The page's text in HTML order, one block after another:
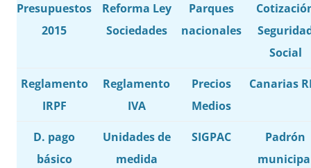
Presupuestos
2015
Reforma Ley
Sociedades
Parques
nacionales
Social
Reglamento
IRPF
Reglamento
IVA
Precios
Medios
Canarias
D. pago
básico
Unidades de
medida
SIGPAC
Padrón